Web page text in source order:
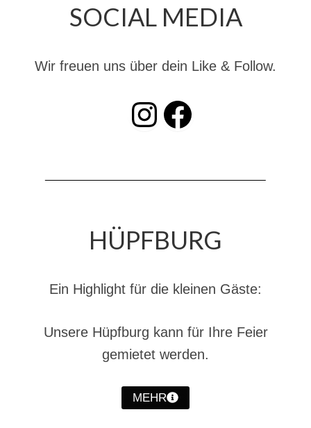
Dienstplan
GDekonP-Zug
10 Jahre KatS-Zug
Chronik des Musikzug
Christkindwiegen 2024
Christkindwiegen 2022
SOCIAL MEDIA
Wir freuen uns über dein Like & Follow.
INSTAGRAM Facebook
HÜPFBURG
Ein Highlight für die kleinen Gäste:
Unsere Hüpfburg kann für Ihre Feier
gemietet werden.
MEHR